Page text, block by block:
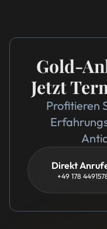
Gold-
Jetzt
Profitieren
Direkt
+49 178